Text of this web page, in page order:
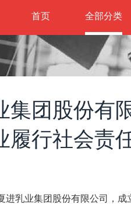
首页 全部分类
集团股份有
履行社会责
进乳业集团股份有限公司，成